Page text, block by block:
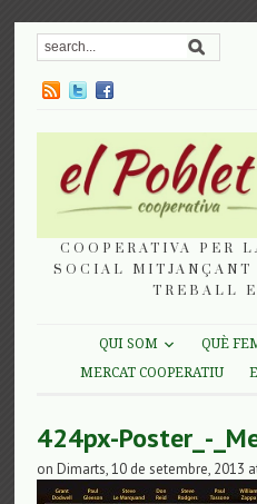
COOPERATIVA PER
SOCIAL
TREBALL
QUI SOM QUÈ
MERCAT COOPERATIU
424px-Poster_-
on Dimarts, 10 de setembre, 2013